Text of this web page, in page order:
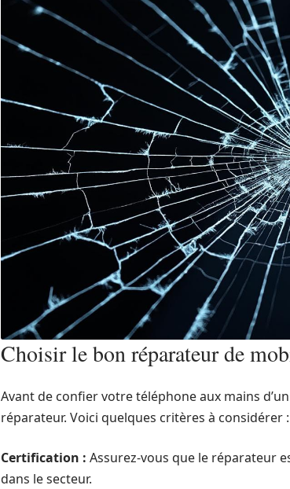
Choisir le bon réparateur de
Avant de confier votre téléphone aux mains
réparateur. Voici quelques critères à considérer :
Certification : Assurez-vous que le réparateur
dans le secteur.